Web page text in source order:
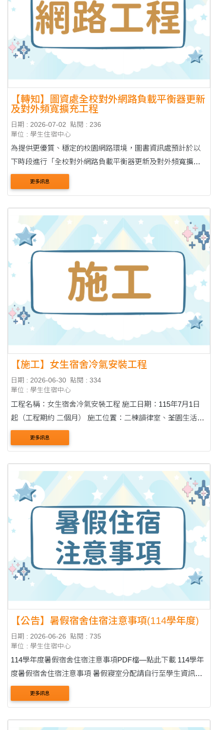
【轉知】圖資處全校對外網路負載平衡器更新
及對外頻寬擴充工程
日期 : 2026-07-02
點閱 : 236
單位 : 學生住宿中心
為提供更優質、穩定的校園網路環境，圖書資訊處預計於以
下時段進行「全校對外網路負載平衡器更新及對外頻寬擴充
工程」。維護期間將暫停所有網路服務，造成不便敬請見
諒。 ●斷網時間：7月15日（週三）晚間 22:00 至 7....
更多訊息
【施工】女生宿舍冷氣安裝工程
日期 : 2026-06-30 點閱 : 334
單位 : 學生住宿中心
工程名稱：女生宿舍冷氣安裝工程 施工日期：115年7月1日
起（工程期約 二個月） 施工位置：二棟韻律室、荃園生活空
間、荃園健身房 施工期間除荃園生活空間後方洗衣區域及三
間廚房可使用外，其餘地點均....
更多訊息
【公告】暑假宿舍住宿注意事項(114學年度)
日期 : 2026-06-26
點閱 : 735
單位 : 學生住宿中心
114學年度暑假宿舍住宿注意事項PDF檔—點此下載 114學年
度暑假宿舍住宿注意事項 暑假寢室分配請自行至學生資訊系
統查詢。完成繳費後，如於6/27後仍查詢不到住宿相關資料，
請來信洽詢：男生：cast0630@thu.edu.tw....
更多訊息